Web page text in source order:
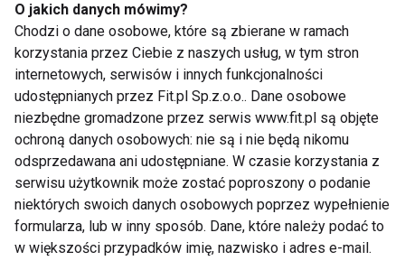
Ćwiczenia te niosą za sobą same profity i kto choć
raz ich wypróbuje będzie chciał wciąż więcej i
więcej.
www.wellness.fit.pl
PILATES ĆWICZENIA PILATES
ĆWICZENIA ROZCIĄGAJĄCE WELLNESS
O jakich danych mówimy?
Chodzi o dane osobowe, które są zbierane w ramach
korzystania przez Ciebie z naszych usług, w tym stron
internetowych, serwisów i innych funkcjonalności
udostępnianych przez Fit.pl Sp.z.o.o.. Dane osobowe
niezbędne gromadzone przez serwis www.fit.pl są objęte
ochroną danych osobowych: nie są i nie będą nikomu
odsprzedawana ani udostępniane. W czasie korzystania z
serwisu użytkownik może zostać poproszony o podanie
niektórych swoich danych osobowych poprzez wypełnienie
formularza, lub w inny sposób. Dane, które należy podać to
w większości przypadków imię, nazwisko i adres e-mail.